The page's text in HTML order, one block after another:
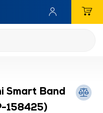
Smart Band
158425)